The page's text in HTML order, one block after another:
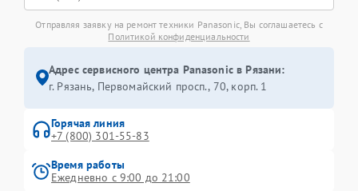
Отправляя заявку на ремонт техники Panasonic, Вы соглашаетесь с
Политикой конфиденциальности
Адрес сервисного центра Panasonic в Рязани:
г. Рязань, Первомайский просп., 70, корп. 1
Горячая линия
+7 (800) 301-55-83
Время работы
Ежедневно с 9:00 до 21:00